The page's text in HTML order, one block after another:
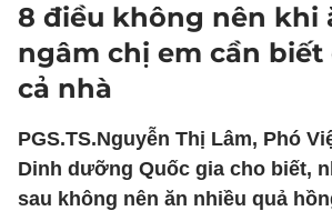
8 điều không nên khi
ngâm chị em cần biết
cả nhà
PGS.TS.Nguyễn Thị Lâm, Phó
Dinh dưỡng Quốc gia cho biết,
sau không nên ăn nhiều quả